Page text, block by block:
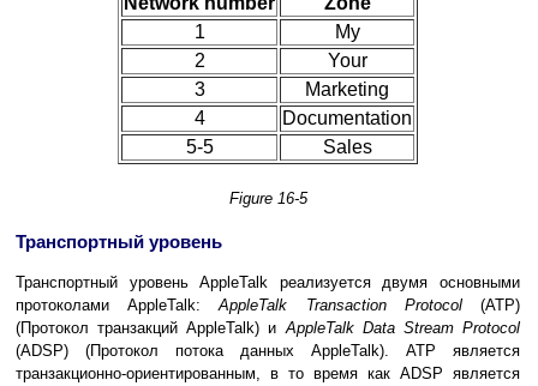
1
My
2
Your
3
Marketing
4
Documentation
5-5
Sales
Figure 16-5
Транспортный уровень
Транспортный уровень AppleTalk реализуется двумя основными
протоколами AppleTalk:AppleTalk Transaction Protocol(ATP)
(Протокол транзакций AppleTalk) иAppleTalk Data Stream Protocol
(ADSP) (Протокол потока данных АppleTalk). АТР является
транзакционно-ориентированным, в то время как ADSP является